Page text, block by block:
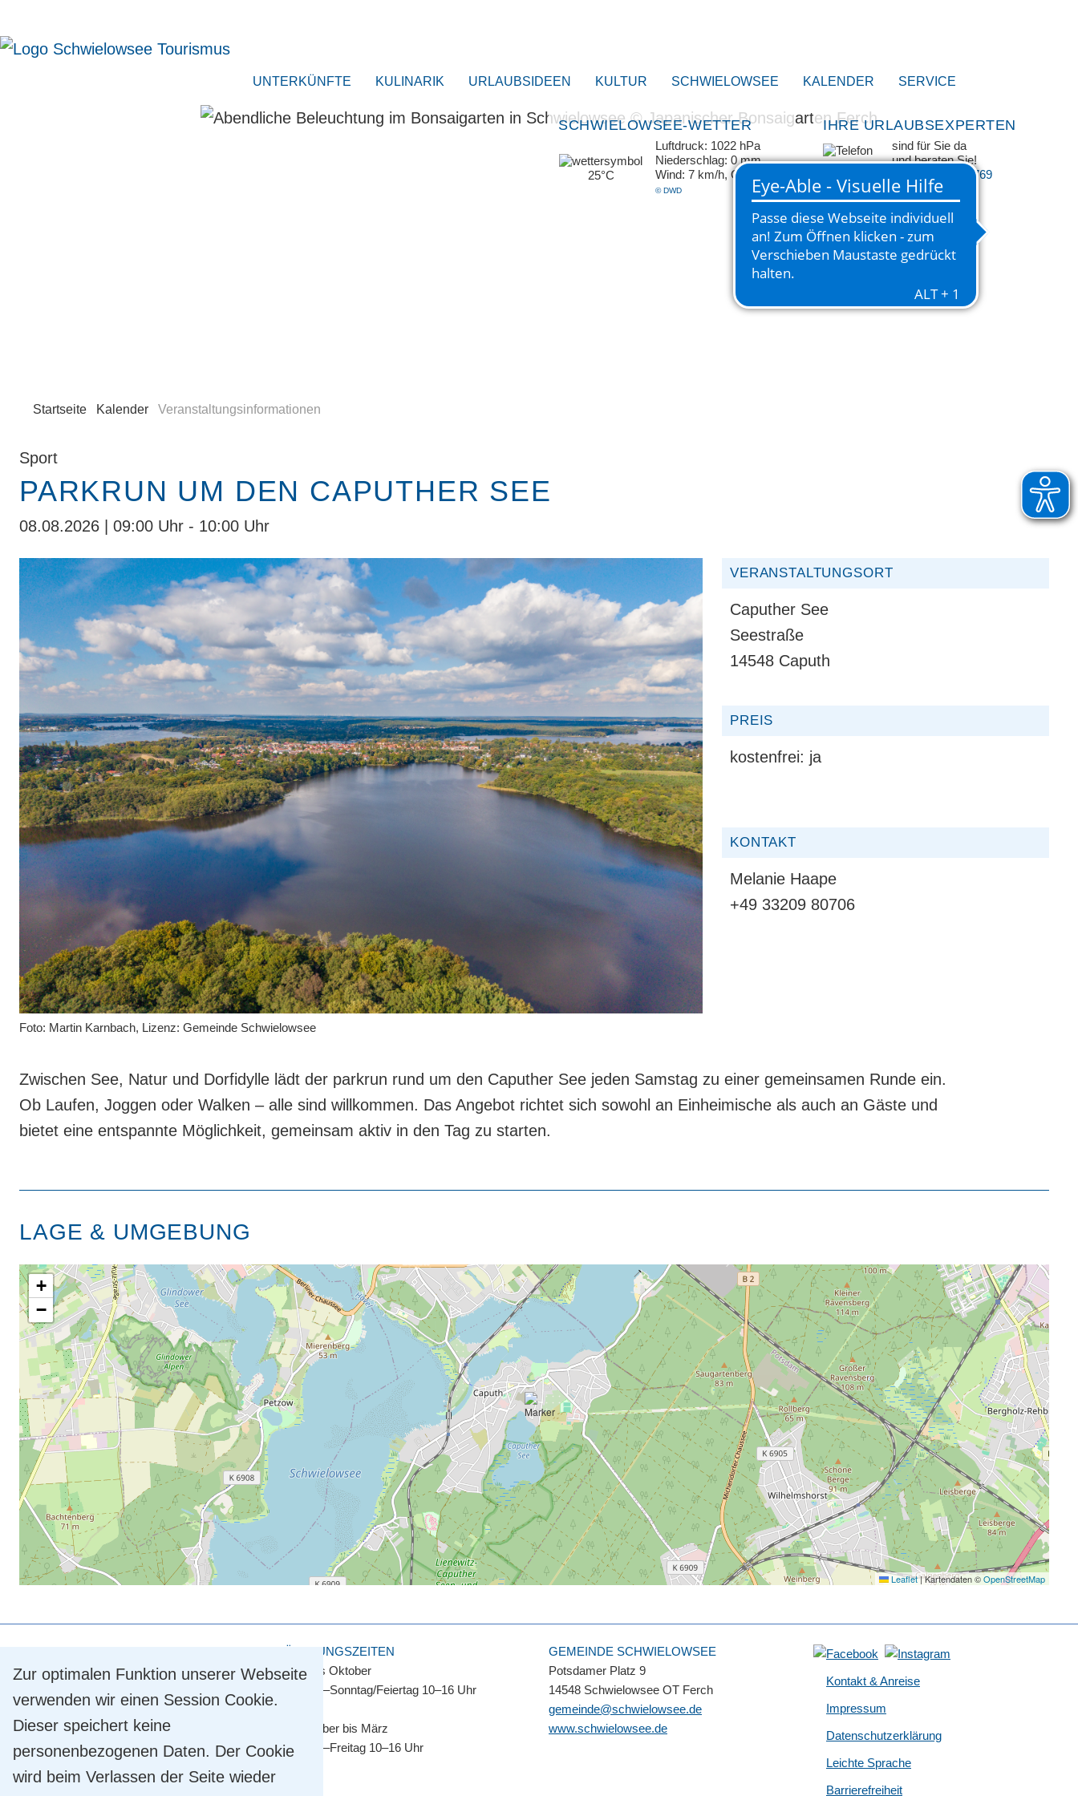
Zur optimalen Funktion unserer Webseite
verwenden wir einen Session Cookie.
Dieser speichert keine
personenbezogenen Daten. Der Cookie
wird beim Verlassen der Seite wieder
UNTERKÜNFTE KULINARIK URLAUBSIDEEN KULTUR SCHWIELOWSEE KALENDER SERVICE
SCHWIELOWSEE-WETTER
25°C
Luftdruck: 1022 hPa
Niederschlag: 0 mm
Wind: 7 km/h, ONO
© DWD
IHRE URLAUBSEXPERTEN
sind für Sie da
und beraten Sie!
+49 33209 769 769
Startseite Kalender Veranstaltungsinformationen
Sport
PARKRUN UM DEN CAPUTHER SEE
08.08.2026 | 09:00 Uhr - 10:00 Uhr
Foto: Martin Karnbach, Lizenz: Gemeinde Schwielowsee
VERANSTALTUNGSORT
Caputher See
Seestraße
14548 Caputh
PREIS
kostenfrei: ja
KONTAKT
Melanie Haape
+49 33209 80706
Zwischen See, Natur und Dorfidylle lädt der parkrun rund um den Caputher See jeden Samstag zu einer gemeinsamen Runde ein.
Ob Laufen, Joggen oder Walken – alle sind willkommen. Das Angebot richtet sich sowohl an Einheimische als auch an Gäste und
bietet eine entspannte Möglichkeit, gemeinsam aktiv in den Tag zu starten.
LAGE & UMGEBUNG
+
−
Leaflet|Kartendaten ©OpenStreetMap
Touristinformation
14548 Schwielowsee OT Caputh
Tel.+49 33209 769 769
info@schwielowsee-tourismus.de
ÖFFNUNGSZEITEN
April bis Oktober
Montag–Sonntag/Feiertag 10–16 Uhr
November bis März
Montag–Freitag 10–16 Uhr
GEMEINDE SCHWIELOWSEE
Potsdamer Platz 9
14548 Schwielowsee OT Ferch
gemeinde@schwielowsee.de
www.schwielowsee.de
Kontakt & Anreise
Impressum
Datenschutzerklärung
Leichte Sprache
Barrierefreiheit